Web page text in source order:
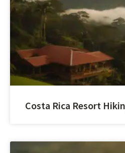
Costa Rica Resort